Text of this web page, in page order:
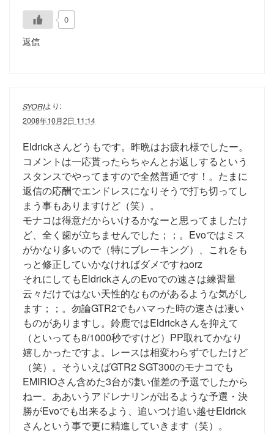
0
返信
SYORIより:
2008年10月2日 11:14
Eldrickさんどうもです。昨晩はお疲れ様でしたー。
コメントは一応貰ったらちゃんとお返しするという
スタンスでやってますので全然普通です！。たまに
返信の応酬でエンドレスになりそうで打ち切ってし
まう事もありますけど（笑）。
モナコは得意だからいけるかなーと思ってましたけ
ど、全く歯が立ちませんでした；；。Evoではミス
がかなり多いので（特にブレーキング）、これをも
っと修正していかなければダメですねorz
それにしてもEldrickさんのEvoでの速さは練習量
云々だけではない天性的なものがあるような気がし
ます；；。勿論GTR2でもハマった時の速さは凄い
ものがありますし。鈴鹿ではEldrickさんを抑えて
（といっても8/1000秒ですけど）PP取れてかなり
嬉しかったですよ。レースは相変わらずでしたけど
（笑）。そういえばGTR2 SGT300のモナコでも
EMIRIOさん含めた3台が凄い僅差の予選でしたから
ねー。ああいうアドレナリンが出るような予選・決
勝がEvoでも出来るよう、追いつけ追い越せEldrick
さんという事で更に精進していきます（笑）。